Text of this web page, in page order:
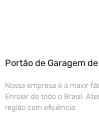
Portão de Garagem
Nossa empresa é a maior
Enrolar de todo o Brasil.
região com eficiência